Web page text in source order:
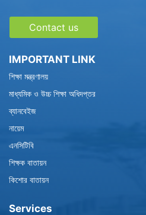
Contact us
IMPORTANT LINK
শিক্ষা মন্ত্রণালয়
মাধ্যমিক ও উচ্চ শিক্ষা অধিদপ্তর
ব্যানবেইজ
নায়েম
এনসিটিবি
শিক্ষক বাতায়ন
কিশোর বাতায়ন
Services